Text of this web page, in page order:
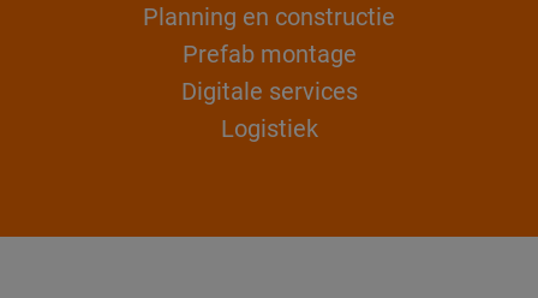
Planning en constructie
Prefab montage
Digitale services
Logistiek